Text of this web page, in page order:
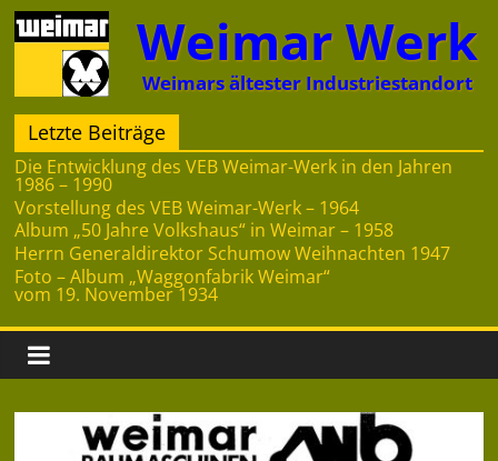
Zum
Inhalt
springen
Weimar Werk
Weimars ältester Industriestandort
Letzte Beiträge
Die Entwicklung des VEB Weimar-Werk in den Jahren
1986 – 1990
Vorstellung des VEB Weimar-Werk – 1964
Album „50 Jahre Volkshaus“ in Weimar – 1958
Herrn Generaldirektor Schumow Weihnachten 1947
Foto – Album „Waggonfabrik Weimar“
vom 19. November 1934